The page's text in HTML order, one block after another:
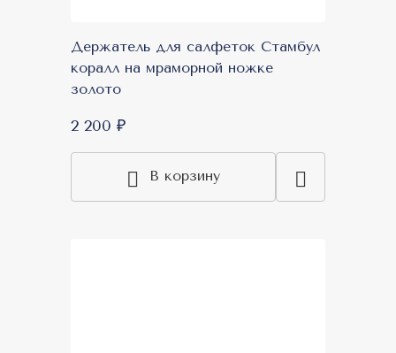
Держатель для салфеток Стамбул
коралл на мраморной ножке
золото
2 200 ₽
В корзину